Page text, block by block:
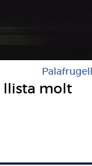
Palafrugell
llista molt